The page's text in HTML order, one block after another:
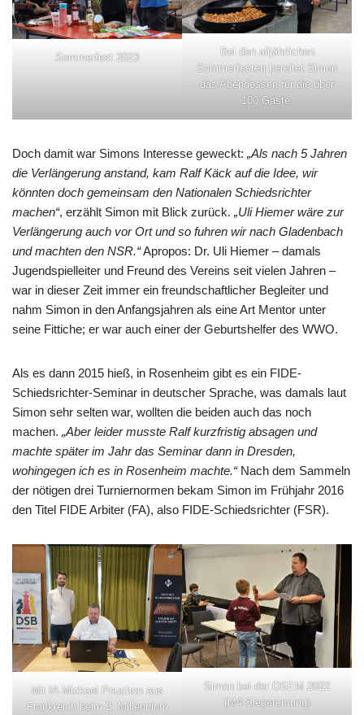
Sommerfest 2023
Bei den alljährlichen
Sommerfesten bereitet Simon
das Abendessen für die über
100 Gäste.
Doch damit war Simons Interesse geweckt: „Als nach 5 Jahren
die Verlängerung anstand, kam Ralf Käck auf die Idee, wir
könnten doch gemeinsam den Nationalen Schiedsrichter
machen“, erzählt Simon mit Blick zurück. „Uli Hiemer wäre zur
Verlängerung auch vor Ort und so fuhren wir nach Gladenbach
und machten den NSR.“Apropos: Dr. Uli Hiemer – damals
Jugendspielleiter und Freund des Vereins seit vielen Jahren –
war in dieser Zeit immer ein freundschaftlicher Begleiter und
nahm Simon in den Anfangsjahren als eine Art Mentor unter
seine Fittiche; er war auch einer der Geburtshelfer des WWO.
Als es dann 2015 hieß, in Rosenheim gibt es ein FIDE-
Schiedsrichter-Seminar in deutscher Sprache, was damals laut
Simon sehr selten war, wollten die beiden auch das noch
machen. „Aber leider musste Ralf kurzfristig absagen und
machte später im Jahr das Seminar dann in Dresden,
wohingegen ich es in Rosenheim machte.“Nach dem Sammeln
der nötigen drei Turniernormen bekam Simon im Frühjahr 2016
den Titel FIDE Arbiter (FA), also FIDE-Schiedsrichter (FSR).
Mit IA Mickael Pouchon aus
Frankreich beim 2. Millennium
Simon bei der OSEM 2022
(M4-Siegerehrung)